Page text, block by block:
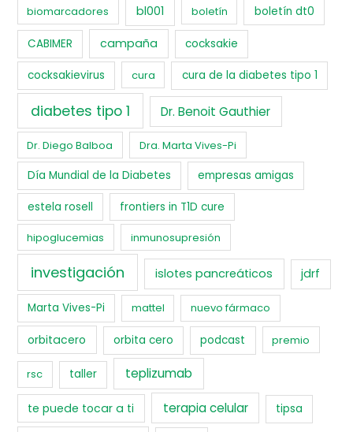
biomarcadores bl001 boletín boletín dt0
CABIMER campaña cocksakie
cocksakievirus cura cura de la diabetes tipo 1
diabetes tipo 1 Dr. Benoit Gauthier
Dr. Diego Balboa Dra. Marta Vives-Pi
Día Mundial de la Diabetes empresas amigas
estela rosell frontiers in T1D cure
hipoglucemias inmunosupresión
investigación islotes pancreáticos jdrf
Marta Vives-Pi mattel nuevo fármaco
orbitacero orbita cero podcast premio
rsc taller teplizumab
te puede tocar a ti terapia celular tipsa